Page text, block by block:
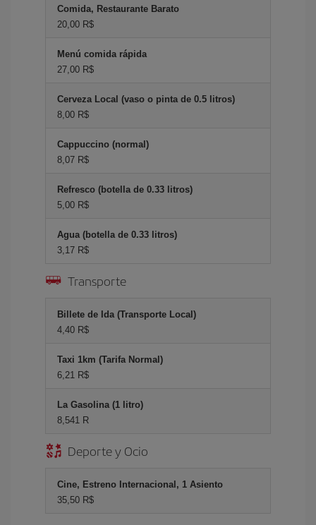
Comida, Restaurante Barato
20,00 R$
Menú comida rápida
27,00 R$
Cerveza Local (vaso o pinta de 0.5 litros)
8,00 R$
Cappuccino (normal)
8,07 R$
Refresco (botella de 0.33 litros)
5,00 R$
Agua (botella de 0.33 litros)
3,17 R$
Transporte
Billete de Ida (Transporte Local)
4,40 R$
Taxi 1km (Tarifa Normal)
6,21 R$
La Gasolina (1 litro)
8,541 R
Deporte y Ocio
Cine, Estreno Internacional, 1 Asiento
35,50 R$